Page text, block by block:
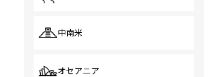
中南米
オセアニア